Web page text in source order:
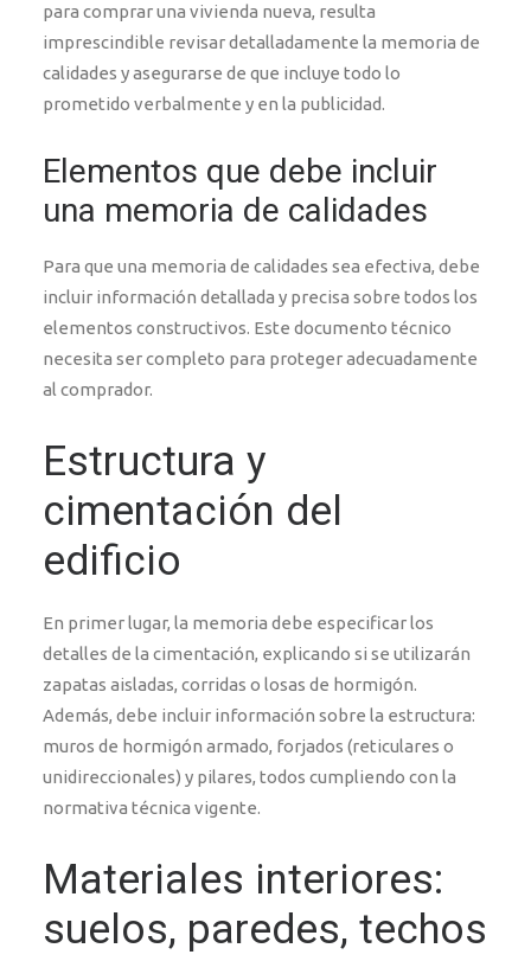
para comprar una vivienda nueva, resulta
imprescindible revisar detalladamente la memoria de
calidades y asegurarse de que incluye todo lo
prometido verbalmente y en la publicidad.
Elementos que debe incluir
una memoria de calidades
Para que una memoria de calidades sea efectiva, debe
incluir información detallada y precisa sobre todos los
elementos constructivos. Este documento técnico
necesita ser completo para proteger adecuadamente
al comprador.
Estructura y
cimentación del
edificio
En primer lugar, la memoria debe especificar los
detalles de la cimentación, explicando si se utilizarán
zapatas aisladas, corridas o losas de hormigón.
Además, debe incluir información sobre la estructura:
muros de hormigón armado, forjados (reticulares o
unidireccionales) y pilares, todos cumpliendo con la
normativa técnica vigente.
Materiales interiores:
suelos, paredes, techos